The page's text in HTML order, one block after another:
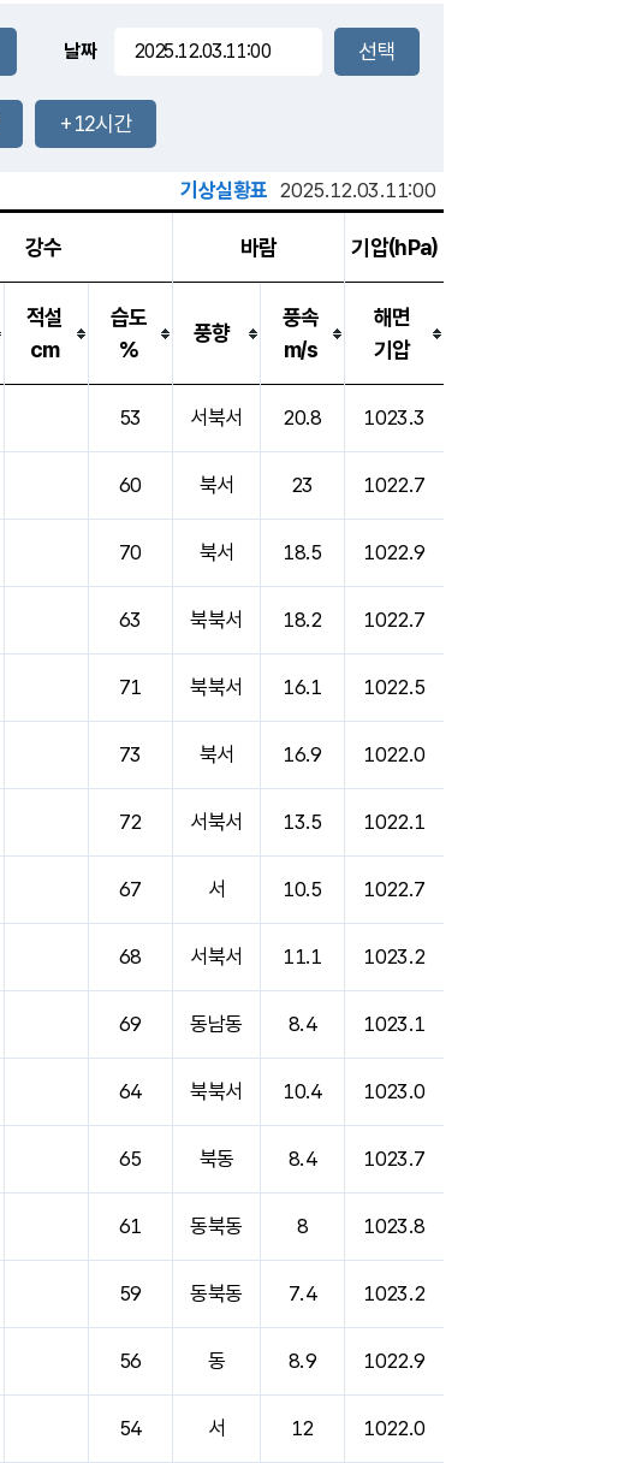
9.0mm
장호원
날짜
+12시간
기상실황표 2025.12.03.11:00
강수 바람 기압(hPa)
적설
cm
습도
%
풍향
풍속
m/s
해면
기압
53 서북서 20.8 1023.3
60 북서 23 1022.7
70 북서 18.5 1022.9
63 북북서 18.2 1022.7
71 북북서 16.1 1022.5
73 북서 16.9 1022.0
72 서북서 13.5 1022.1
67 서 10.5 1022.7
68 서북서 11.1 1023.2
69 동남동 8.4 1023.1
64 북북서 10.4 1023.0
65 북동 8.4 1023.7
61 동북동 8 1023.8
59 동북동 7.4 1023.2
56 동 8.9 1022.9
54 서 12 1022.0